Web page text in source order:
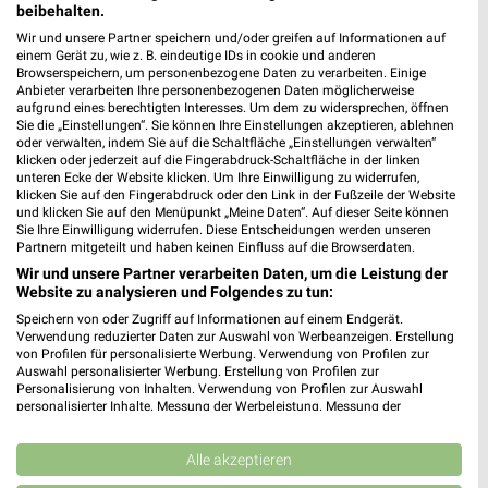
371,93 km
nah & gut Angebote in Arnschwang
Arnschwang, Deutschland
363,39 km
Supermärkte Angebote für Lam und
Umgebung
4 Prospekte
REWE nahkauf
beibehalten.
Wir und unsere Partner speichern und/oder greifen auf Informationen auf
einem Gerät zu, wie z. B. eindeutige IDs in cookie und anderen
Browserspeichern, um personenbezogene Daten zu verarbeiten. Einige
Anbieter verarbeiten Ihre personenbezogenen Daten möglicherweise
aufgrund eines berechtigten Interesses. Um dem zu widersprechen, öffnen
Sie die „Einstellungen“. Sie können Ihre Einstellungen akzeptieren, ablehnen
oder verwalten, indem Sie auf die Schaltfläche „Einstellungen verwalten“
klicken oder jederzeit auf die Fingerabdruck-Schaltfläche in der linken
unteren Ecke der Website klicken. Um Ihre Einwilligung zu widerrufen,
klicken Sie auf den Fingerabdruck oder den Link in der Fußzeile der Website
und klicken Sie auf den Menüpunkt „Meine Daten“. Auf dieser Seite können
Sie Ihre Einwilligung widerrufen. Diese Entscheidungen werden unseren
Partnern mitgeteilt und haben keinen Einfluss auf die Browserdaten.
Wir und unsere Partner verarbeiten Daten, um die Leistung der
Website zu analysieren und Folgendes zu tun:
Speichern von oder Zugriff auf Informationen auf einem Endgerät.
Verwendung reduzierter Daten zur Auswahl von Werbeanzeigen. Erstellung
von Profilen für personalisierte Werbung. Verwendung von Profilen zur
Auswahl personalisierter Werbung. Erstellung von Profilen zur
Personalisierung von Inhalten. Verwendung von Profilen zur Auswahl
personalisierter Inhalte. Messung der Werbeleistung. Messung der
Kombinationen von Daten aus verschiedenen Quellen. Entwicklung und
Verbesserung der Angebote. Verwendung reduzierter Daten zur Auswahl
von Inhalten.
Alle akzeptieren